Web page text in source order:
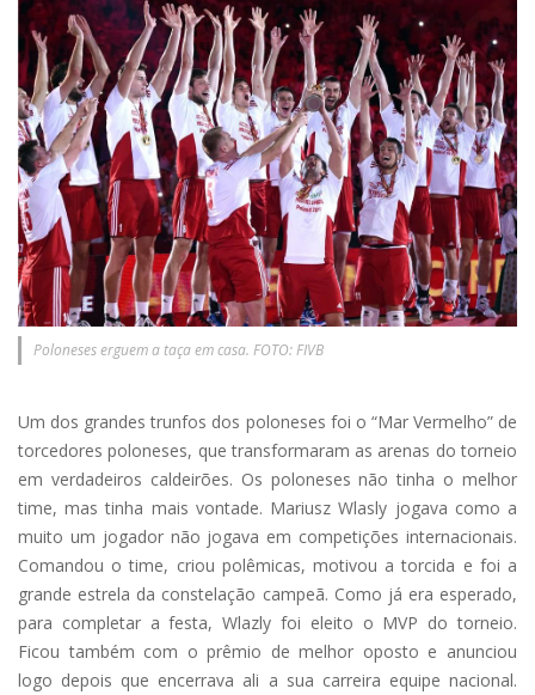
Poloneses erguem a taça em casa. FOTO: FIVB
Um dos grandes trunfos dos poloneses foi o “Mar Vermelho” de
torcedores poloneses, que transformaram as arenas do torneio
em verdadeiros caldeirões. Os poloneses não tinha o melhor
time, mas tinha mais vontade. Mariusz Wlasly jogava como a
muito um jogador não jogava em competições internacionais.
Comandou o time, criou polêmicas, motivou a torcida e foi a
grande estrela da constelação campeã. Como já era esperado,
para completar a festa, Wlazly foi eleito o MVP do torneio.
Ficou também com o prêmio de melhor oposto e anunciou
logo depois que encerrava ali a sua carreira equipe nacional.